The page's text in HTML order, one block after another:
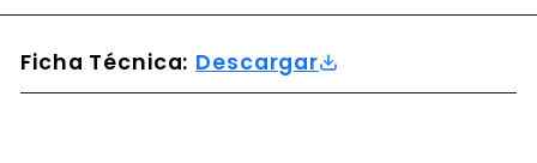
Ficha Técnica: Descargar